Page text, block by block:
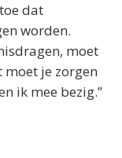
dat
worden.
moet
moet je zorgen
ik mee bezig.”